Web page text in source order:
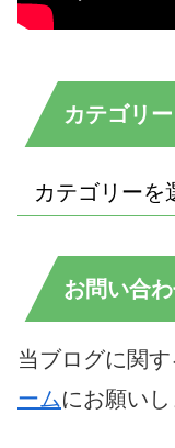
カテゴリー
お問い合
当ブログに関す
ームにお願いし